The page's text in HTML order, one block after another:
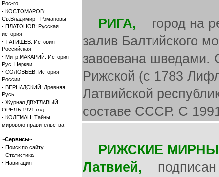
Рос-го
· КОСТОМАРОВ:
Св.Владимир - Романовы
· ПЛАТОНОВ: Русская
история
· ТАТИЩЕВ: История
Российская
· Митр.МАКАРИЙ: История
Рус. Церкви
· СОЛОВЬЕВ: История
России
· ВЕРНАДСКИЙ: Древняя
Русь
· Журнал ДВУГЛАВЫЙ
ОРЕЛЪ 1921 год
· КОЛЕМАН: Тайны
мирового правительства
~Сервисы~
· Поиск по сайту
· Статистика
· Навигация
РИГА, город на
залив Балтийского
завоевана шведами.
Рижской (с 1783
Латвийской
составе СССР. С
РИЖСКИЕ
Латвией, подписан